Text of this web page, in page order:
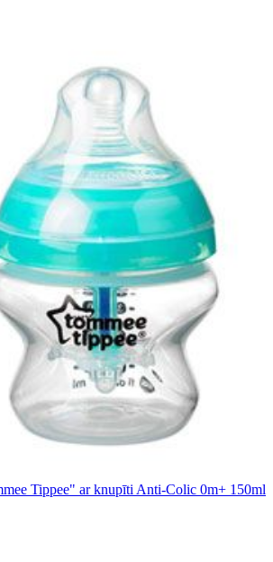
Tippee" ar knupīti Anti-Colic 0m+ 150ml